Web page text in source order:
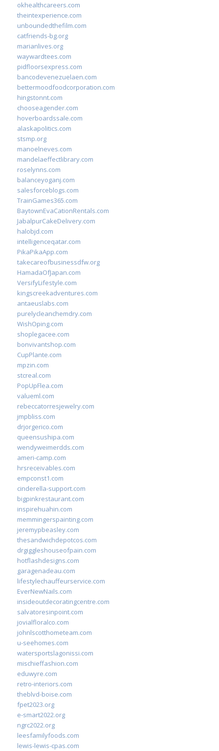
okhealthcareers.com
theintexperience.com
unboundedthefilm.com
catfriends-bg.org
marianlives.org
waywardtees.com
pidfloorsexpress.com
bancodevenezuelaen.com
bettermoodfoodcorporation.com
hingstonnt.com
chooseagender.com
hoverboardssale.com
alaskapolitics.com
stsmp.org
manoelneves.com
mandelaeffectlibrary.com
roselynns.com
balanceyoganj.com
salesforceblogs.com
TrainGames365.com
BaytownEvaCationRentals.com
JabalpurCakeDelivery.com
halobjd.com
intelligenceqatar.com
PikaPikaApp.com
takecareofbusinessdfw.org
HamadaOfJapan.com
VersifyLifestyle.com
kingscreekadventures.com
antaeuslabs.com
purelycleanchemdry.com
WishOping.com
shoplegacee.com
bonvivantshop.com
CupPlante.com
mpzin.com
stcreal.com
PopUpFlea.com
valueml.com
rebeccatorresjewelry.com
jmpbliss.com
drjorgerico.com
queensushipa.com
wendyweimerdds.com
ameri-camp.com
hrsreceivables.com
empconst1.com
cinderella-support.com
bigpinkrestaurant.com
inspirehuahin.com
memmingerspainting.com
jeremypbeasley.com
thesandwichdepotcos.com
drgiggleshouseofpain.com
hotflashdesigns.com
garagenadeau.com
lifestylechauffeurservice.com
EverNewNails.com
insideoutdecoratingcentre.com
salvatoresinpoint.com
jovialfloralco.com
johnlscotthometeam.com
u-seehomes.com
watersportslagonissi.com
mischieffashion.com
eduwyre.com
retro-interiors.com
theblvd-boise.com
fpet2023.org
e-smart2022.org
ngrc2022.org
leesfamilyfoods.com
lewis-lewis-cpas.com